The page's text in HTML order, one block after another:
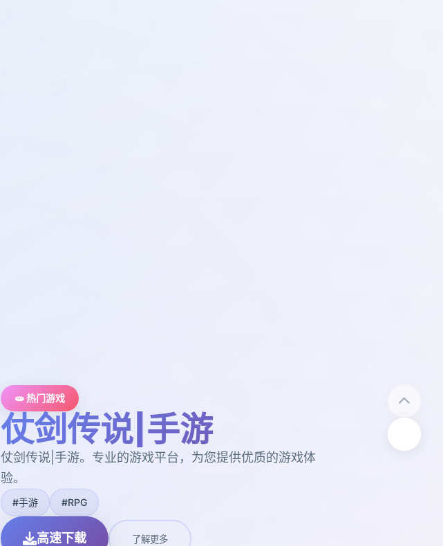
🧫 热门游戏
仗剑传说|手游
仗剑传说|手游。专业的游戏平台，为您提供优质的游戏体
验。
#手游 #RPG
高速下载 了解更多